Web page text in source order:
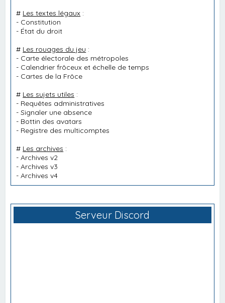
# Les textes légaux :
- Constitution
- État du droit
# Les rouages du jeu :
- Carte électorale des métropoles
- Calendrier frôceux et échelle de temps
- Cartes de la Frôce
# Les sujets utiles :
- Requêtes administratives
-Signaler une absence
- Bottin des avatars
- Registre des multicomptes
# Les archives :
-Archives v2
-Archives v3
-Archives v4
Serveur Discord